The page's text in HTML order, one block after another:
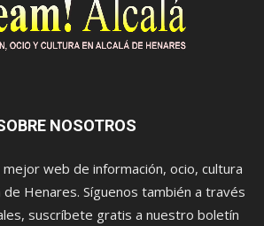
NOSOTROS
mejor web de información, ocio, cultura
Henares. Síguenos también a través
suscríbete gratis a nuestro boletín